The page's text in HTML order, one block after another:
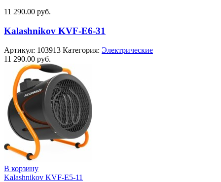
11 290.00 руб.
Kalashnikov KVF-E6-31
Артикул: 103913 Категория: Электрические
11 290.00 руб.
В корзину
Kalashnikov KVF-E5-11